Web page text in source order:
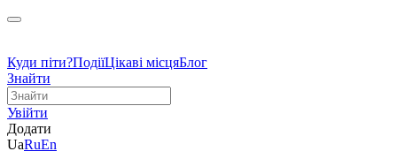
Куди піти?ПодіїЦікаві місцяБлог
Знайти
Увійти
Додати
UaRuEn